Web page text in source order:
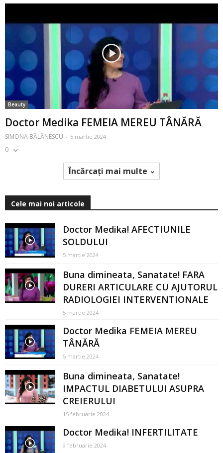
Beauty
Doctor Medika FEMEIA MEREU TÂNĂRĂ
SIMONA BĂLĂNESCU - 5 martie 2024
0
Încărcați mai multe
Cele mai noi articole
Doctor Medika! AFECTIUNILE
SOLDULUI
5 martie 2024
Buna dimineata, Sanatate! FARA
DURERI ARTICULARE CU AJUTORUL
RADIOLOGIEI INTERVENTIONALE
5 martie 2024
Doctor Medika FEMEIA MEREU
TÂNĂRĂ
5 martie 2024
Buna dimineata, Sanatate!
IMPACTUL DIABETULUI ASUPRA
CREIERULUI
15 februarie 2024
Doctor Medika! INFERTILITATE
9 februarie 2024